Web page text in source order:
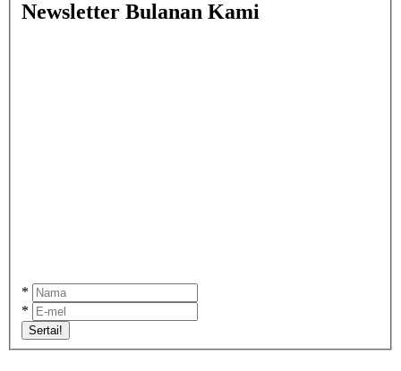
Newsletter Bulanan Kami
*
*
Sertai!